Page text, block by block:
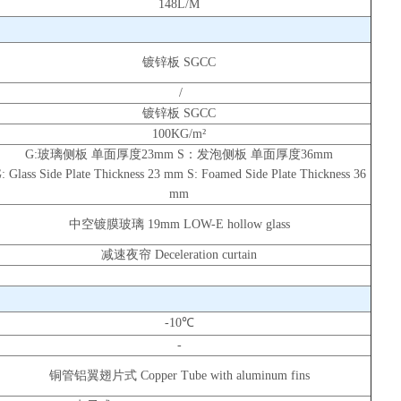
148L/M
镀锌板 SGCC
/
镀锌板 SGCC
100KG/m²
G:玻璃侧板 单面厚度23mm S：发泡侧板 单面厚度36mm
Glass Side Plate Thickness 23 mm S: Foamed Side Plate Thickness 36
mm
中空镀膜玻璃 19mm LOW-E hollow glass
减速夜帘 Deceleration curtain
-10℃
-
铜管铝翼翅片式 Copper Tube with aluminum fins